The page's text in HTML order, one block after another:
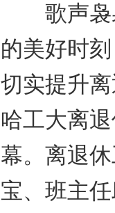
歌声
的美好时
切实提升
哈工大离
幕。离退
宝、班主